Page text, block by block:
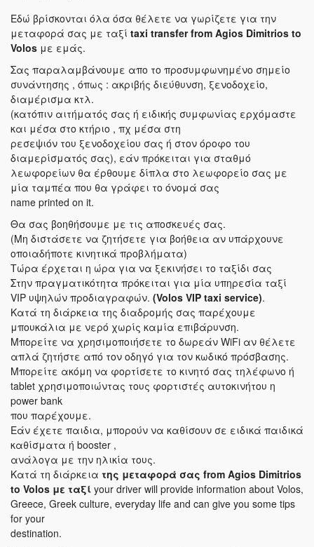
Εδώ βρίσκονται όλα όσα θέλετε να γωρίζετε για την
μεταφορά σας με ταξί taxi transfer from Agios Dimitrios to
Volos με εμάς.
Σας παραλαμβάνουμε απο το προσυμφωνημένο σημείο
συνάντησης , όπως : ακριβής διεύθυνση, ξενοδοχείο,
διαμέρισμα κτλ.
(κατόπιν αιτήματός σας ή ειδικής συμφωνίας ερχόμαστε
και μέσα στο κτήριο , πχ μέσα στη
ρεσεψιόν του ξενοδοχείου σας ή στον όροφο του
διαμερίσματός σας), εάν πρόκειται για σταθμό
λεωφορείων θα έρθουμε δίπλα στο λεωφορείο σας με
μία ταμπέα που θα γράφει το όνομά σας
name printed on it.
Θα σας βοηθήσουμε με τις αποσκευές σας.
(Μη διστάσετε να ζητήσετε για βοήθεια αν υπάρχουνε
οποιαδήποτε κινητικά προβλήματα)
Τώρα έρχεται η ώρα για να ξεκινήσει το ταξίδι σας
Στην πραγματικότητα πρόκειται για μία υπηρεσία ταξί
VIP υψηλών προδιαγραφών. (Volos VIP taxi service).
Κατά τη διάρκεια της διαδρομής σας παρέχουμε
μπουκάλια με νερό χωρίς καμία επιβάρυνση.
Μπορείτε να χρησιμοποιήσετε το δωρεάν WiFi αν θέλετε
απλά ζητήστε από τον οδηγό για τον κωδικό πρόσβασης.
Μπορείτε ακόμη να φορτίσετε το κινητό σας τηλέφωνο ή
tablet χρησιμοποιώντας τους φορτιστές αυτοκινήτου η
power bank
που παρέχουμε.
Εάν έχετε παιδια, μπορούν να καθίσουν σε ειδικά παιδικά
καθίσματα ή booster ,
ανάλογα με την ηλικία τους.
Κατά τη διάρκεια της μεταφορά σας from Agios Dimitrios
to Volos με ταξί your driver will provide information about Volos,
Greece, Greek culture, everyday life and can give you some tips
for your
destination.